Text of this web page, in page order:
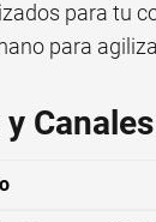
para tu
para